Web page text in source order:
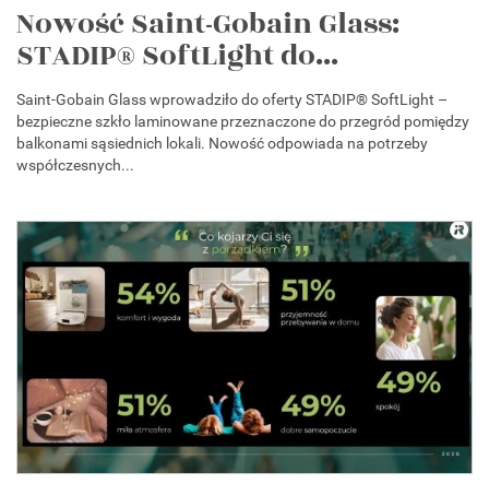
Nowość Saint-Gobain Glass:
STADIP® SoftLight do...
Saint-Gobain Glass wprowadziło do oferty STADIP® SoftLight –
bezpieczne szkło laminowane przeznaczone do przegród pomiędzy
balkonami sąsiednich lokali. Nowość odpowiada na potrzeby
współczesnych...